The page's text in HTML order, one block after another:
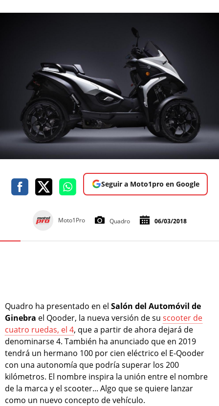
Seguir a Moto1pro en Google
Moto1Pro Quadro 06/03/2018
Quadro ha presentado en el Salón del Automóvil de
Ginebra el Qooder, la nueva versión de su scooter de
cuatro ruedas, el 4, que a partir de ahora dejará de
denominarse 4. También ha anunciado que en 2019
tendrá un hermano 100 por cien eléctrico el E-Qooder
con una autonomía que podría superar los 200
kilómetros. El nombre inspira la unión entre el nombre
de la marca y el scooter... Algo que se quiere lanzar
como un nuevo concepto de vehículo.